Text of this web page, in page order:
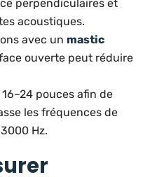
perpendiculaires et
acoustiques.
avec un mastic
ouverte peut réduire
pouces afin de
les fréquences de
Hz.